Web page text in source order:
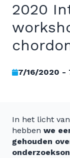
2020
7/16/2020 -
In het licht
hebben we
gehouden